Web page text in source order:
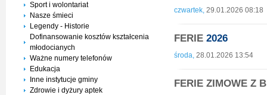
Sport i wolontariat
Nasze śmieci
Legendy - Historie
Dofinansowanie kosztów kształcenia
młodocianych
Ważne numery telefonów
Edukacja
Inne instytucje gminy
Zdrowie i dyżury aptek
czwartek, 29.01.2026 08:18
FERIE 2026
środa, 28.01.2026 13:54
FERIE ZIMOWE Z